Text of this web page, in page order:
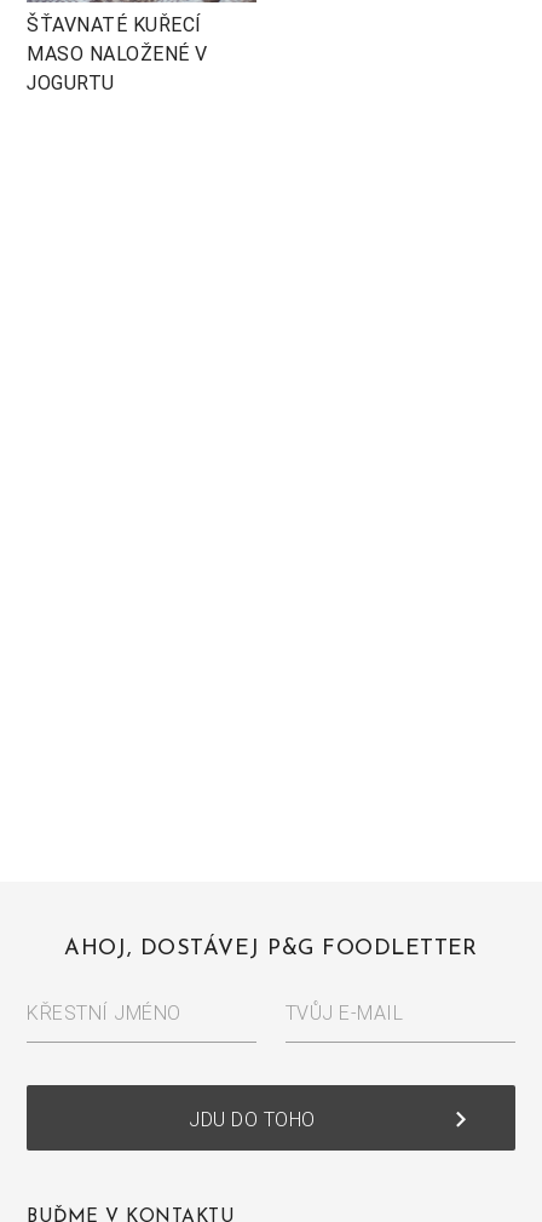
ŠŤAVNATÉ KUŘECÍ
MASO NALOŽENÉ V
JOGURTU
AHOJ, DOSTÁVEJ P&G FOODLETTER
KŘESTNÍ JMÉNO TVŮJ E-MAIL
JDU DO TOHO keyboard_arrow_right
BUĎME V KONTAKTU